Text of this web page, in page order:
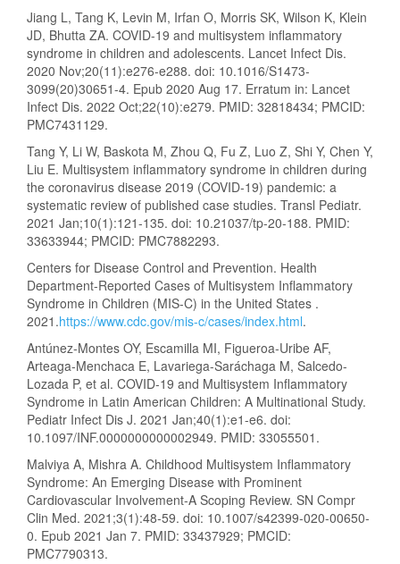
Jiang L, Tang K, Levin M, Irfan O, Morris SK, Wilson K, Klein
JD, Bhutta ZA. COVID-19 and multisystem inflammatory
syndrome in children and adolescents. Lancet Infect Dis.
2020 Nov;20(11):e276-e288. doi: 10.1016/S1473-
3099(20)30651-4. Epub 2020 Aug 17. Erratum in: Lancet
Infect Dis. 2022 Oct;22(10):e279. PMID: 32818434; PMCID:
PMC7431129.
Tang Y, Li W, Baskota M, Zhou Q, Fu Z, Luo Z, Shi Y, Chen Y,
Liu E. Multisystem inflammatory syndrome in children during
the coronavirus disease 2019 (COVID-19) pandemic: a
systematic review of published case studies. Transl Pediatr.
2021 Jan;10(1):121-135. doi: 10.21037/tp-20-188. PMID:
33633944; PMCID: PMC7882293.
Centers for Disease Control and Prevention. Health
Department-Reported Cases of Multisystem Inflammatory
Syndrome in Children (MIS-C) in the United States .
2021.https://www.cdc.gov/mis-c/cases/index.html.
Antúnez-Montes OY, Escamilla MI, Figueroa-Uribe AF,
Arteaga-Menchaca E, Lavariega-Saráchaga M, Salcedo-
Lozada P, et al. COVID-19 and Multisystem Inflammatory
Syndrome in Latin American Children: A Multinational Study.
Pediatr Infect Dis J. 2021 Jan;40(1):e1-e6. doi:
10.1097/INF.0000000000002949. PMID: 33055501.
Malviya A, Mishra A. Childhood Multisystem Inflammatory
Syndrome: An Emerging Disease with Prominent
Cardiovascular Involvement-A Scoping Review. SN Compr
Clin Med. 2021;3(1):48-59. doi: 10.1007/s42399-020-00650-
0. Epub 2021 Jan 7. PMID: 33437929; PMCID:
PMC7790313.